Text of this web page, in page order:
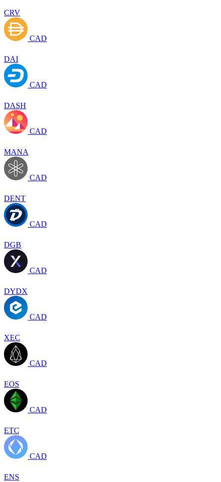
CRV
CAD
DAI
CAD
DASH
CAD
MANA
CAD
DENT
CAD
DGB
CAD
DYDX
CAD
XEC
CAD
EOS
CAD
ETC
CAD
ENS